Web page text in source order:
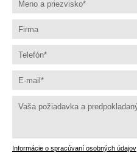
Informácie o spracúvaní osobných údajov